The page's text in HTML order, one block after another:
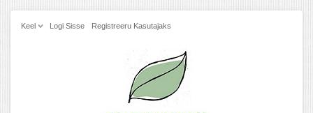
Keel Logi Sisse Registreeru Kasutajaks